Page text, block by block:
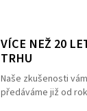
VÍCE NEŽ 20
TRHU
Naše zkušenosti vám
předáváme již od